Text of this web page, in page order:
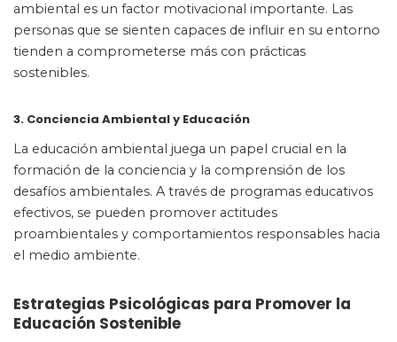
ambiental es un factor motivacional importante. Las
personas que se sienten capaces de influir en su entorno
tienden a comprometerse más con prácticas
sostenibles.
3. Conciencia Ambiental y Educación
La educación ambiental juega un papel crucial en la
formación de la conciencia y la comprensión de los
desafíos ambientales. A través de programas educativos
efectivos, se pueden promover actitudes
proambientales y comportamientos responsables hacia
el medio ambiente.
Estrategias Psicológicas para Promover la
Educación Sostenible